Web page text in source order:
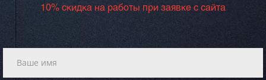
10% скидка на работы при заявке с сайта